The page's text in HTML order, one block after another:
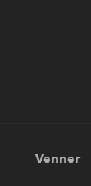
Venner